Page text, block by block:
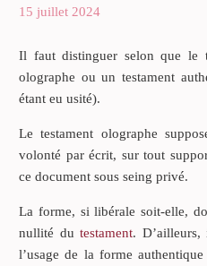
15 juillet 2024
Il faut distinguer selon que le
olographe ou un testament
étant eu usité).
Le testament olographe
volonté par écrit, sur tout
ce document sous seing privé.
La forme, si libérale soit-elle,
nullité dutestament. D’ailleurs,
l’usage de la forme